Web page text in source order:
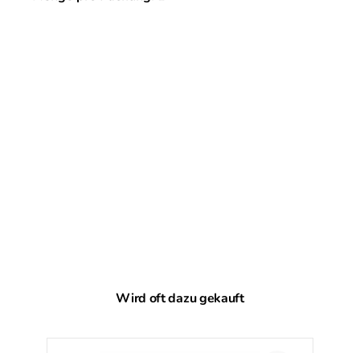
Produktgalerie überspringen
Wird oft dazu gekauft